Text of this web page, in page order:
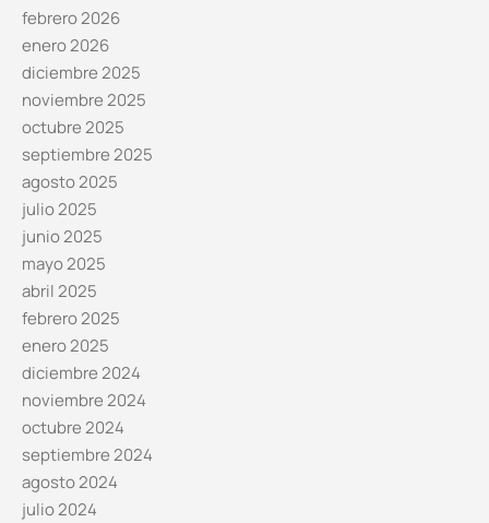
febrero 2026
enero 2026
diciembre 2025
noviembre 2025
octubre 2025
septiembre 2025
agosto 2025
julio 2025
junio 2025
mayo 2025
abril 2025
febrero 2025
enero 2025
diciembre 2024
noviembre 2024
octubre 2024
septiembre 2024
agosto 2024
julio 2024